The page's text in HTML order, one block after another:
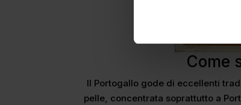
Come
Il Portogallo gode di eccellenti
pelle, concentrata soprattutto a